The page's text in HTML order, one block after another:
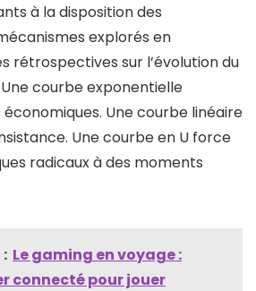
à la disposition des
explorés en
rétrospectives sur l’évolution du
courbe exponentielle
économiques. Une courbe linéaire
Une courbe en U force
radicaux à des moments
Le gaming en voyage :
connecté pour jouer